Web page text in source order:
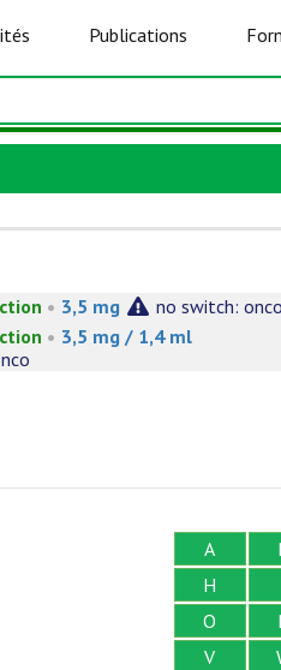
Publications
• 3,5 mg
no switch: onco
• 3,5 mg / 1,4 ml
A
H
O
V